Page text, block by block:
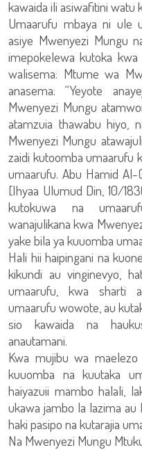
kawaida ili asiwafitini watu
Umaarufu mbaya ni ule
asiye Mwenyezi Mungu
imepokelewa kutoka kwa
walisema: Mtume wa
anasema: “Yeyote
Mwenyezi Mungu
atamzuia thawabu hiyo,
Mwenyezi Mungu
zaidi kutoomba umaarufu
umaarufu. Abu Hamid Al-
[Ihyaa Ulumud Din, 10/
kutokuwa na
wanajulikana kwa
yake bila ya kuuomba
Hali hii haipingani na
kikundi au vinginevyo,
umaarufu, kwa sharti
umaarufu wowote, au
sio kawaida na
anautamani.
Kwa mujibu wa
kuuomba na kuutaka
haiyazuii mambo halali,
ukawa jambo la lazima au
haki pasipo na kutarajia
Na Mwenyezi Mungu